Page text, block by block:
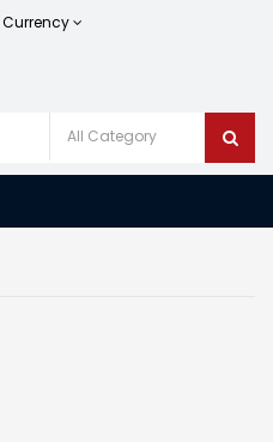
Currency